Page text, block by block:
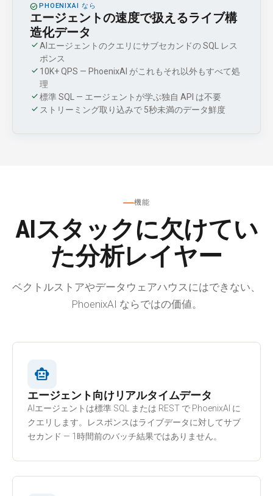
CHECK_CIRCLE PHOENIXAI なら
エージェントの速度で扱えるライブ構
造化データ
checkAIエージェントのクエリにサブセカンドの SQL レス
ポンス
check 10K+ QPS — PhoenixAI がこれもそれ以外もすべて処
理
check標準 SQL — エージェントが学ぶ独自 API は不要
check ストリーミング取り込みで 5秒未満のデータ鮮度
機能
AIスタックに欠けてい
た分析レイヤー
ベクトルストアやデータウェアハウスにはできない、
PhoenixAI ならではの価値。
smart_toy
エージェント向けリアルタイムデータ
AIエージェントは標準 SQL または REST で PhoenixAI に
クエリします。レスポンスはライブデータに対してサブ
セカンド — 1時間前のバッチ結果ではありません。